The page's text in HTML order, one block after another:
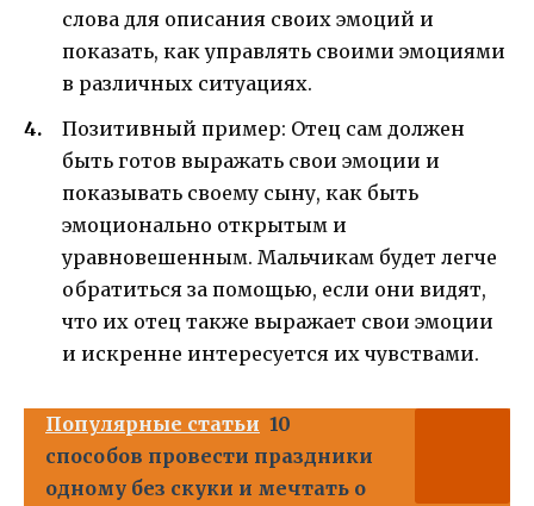
слова для описания своих эмоций и
показать, как управлять своими эмоциями
в различных ситуациях.
Позитивный пример: Отец сам должен
быть готов выражать свои эмоции и
показывать своему сыну, как быть
эмоционально открытым и
уравновешенным. Мальчикам будет легче
обратиться за помощью, если они видят,
что их отец также выражает свои эмоции
и искренне интересуется их чувствами.
Популярные статьи 10
способов провести праздники
одному без скуки и мечтать о